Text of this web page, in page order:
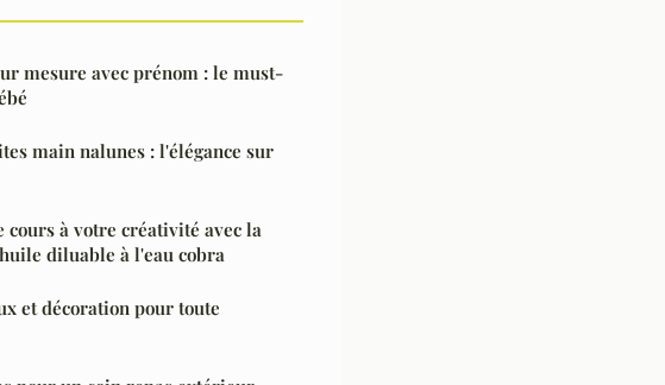
mesure avec prénom : le must-
main nalunes : l'élégance sur
cours à votre créativité avec la
diluable à l'eau cobra
et décoration pour toute